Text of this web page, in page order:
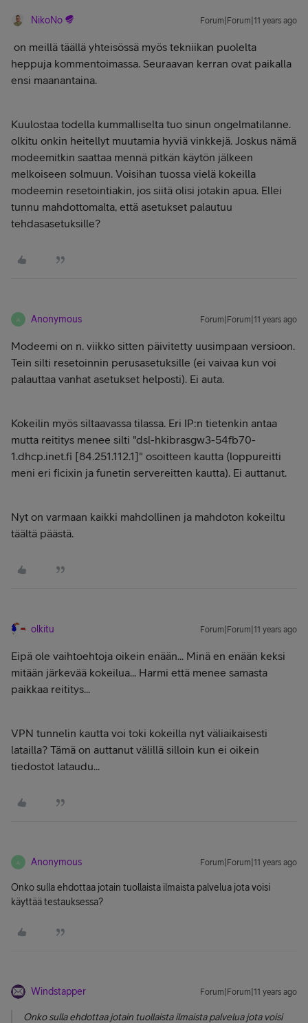
NikoNo Forum|Forum|11 years ago
on meillä täällä yhteisössä myös tekniikan puolelta
heppuja kommentoimassa. Seuraavan kerran ovat paikalla
ensi maanantaina.
Kuulostaa todella kummalliselta tuo sinun ongelmatilanne.
olkitu onkin heitellyt muutamia hyviä vinkkejä. Joskus nämä
modeemitkin saattaa mennä pitkän käytön jälkeen
melkoiseen solmuun. Voisihan tuossa vielä kokeilla
modeemin resetointiakin, jos siitä olisi jotakin apua. Ellei
tunnu mahdottomalta, että asetukset palautuu
tehdasasetuksille?
A Anonymous Forum|Forum|11 years ago
Modeemi on n. viikko sitten päivitetty uusimpaan versioon.
Tein silti resetoinnin perusasetuksille (ei vaivaa kun voi
palauttaa vanhat asetukset helposti). Ei auta.
Kokeilin myös siltaavassa tilassa. Eri IP:n tietenkin antaa
mutta reititys menee silti "dsl-hkibrasgw3-54fb70-
1.dhcp.inet.fi [84.251.112.1]" osoitteen kautta (loppureitti
meni eri ficixin ja funetin servereitten kautta). Ei auttanut.
Nyt on varmaan kaikki mahdollinen ja mahdoton kokeiltu
täältä päästä.
olkitu Forum|Forum|11 years ago
Eipä ole vaihtoehtoja oikein enään... Minä en enään keksi
mitään järkevää kokeilua... Harmi että menee samasta
paikkaa reititys...
VPN tunnelin kautta voi toki kokeilla nyt väliaikaisesti
latailla? Tämä on auttanut välillä silloin kun ei oikein
tiedostot lataudu...
A Anonymous Forum|Forum|11 years ago
Onko sulla ehdottaa jotain tuollaista ilmaista palvelua jota voisi
käyttää testauksessa?
Windstapper Forum|Forum|11 years ago
Onko sulla ehdottaa jotain tuollaista ilmaista palvelua jota voisi